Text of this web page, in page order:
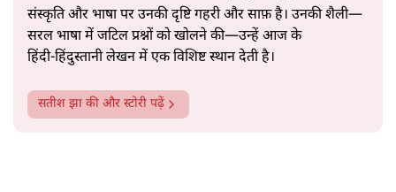
संस्कृति और भाषा पर उनकी दृष्टि गहरी और साफ़ है। उनकी शैली—
सरल भाषा में जटिल प्रश्नों को खोलने की—उन्हें आज के
हिंदी‑हिंदुस्तानी लेखन में एक विशिष्ट स्थान देती है।
सतीश झा की और स्टोरी पढ़ें